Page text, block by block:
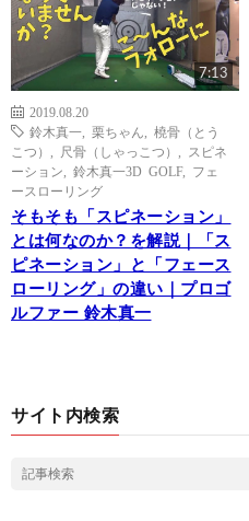
7:13
2019.08.20
鈴木真一
栗ちゃん
橈骨（とう
こつ）
尺骨（しゃっこつ）
スピネ
ーション
鈴木真一3D GOLF, フェ
ースローリング
そもそも「スピネーション」
とは何なのか？を解説｜「ス
ピネーション」と「フェース
ローリング」の違い｜プロゴ
ルファー 鈴木真一
サイト内検索